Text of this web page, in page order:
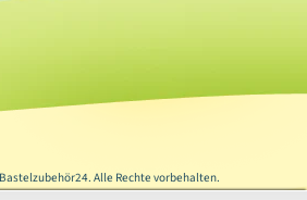
menu
Bastelzubehör24. Alle Rechte vorbehalten.
-